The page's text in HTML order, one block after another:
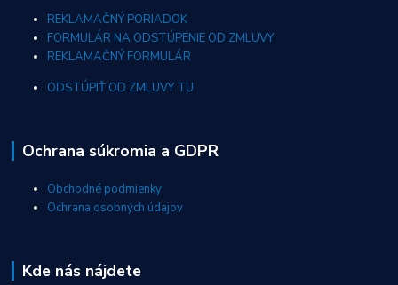
REKLAMAČNÝ PORIADOK
FORMULÁR NA ODSTÚPENIE OD ZMLUVY
REKLAMAČNÝ FORMULÁR
ODSTÚPIŤ OD ZMLUVY TU
Ochrana súkromia a GDPR
Obchodné podmienky
Ochrana osobných údajov
Kde nás nájdete